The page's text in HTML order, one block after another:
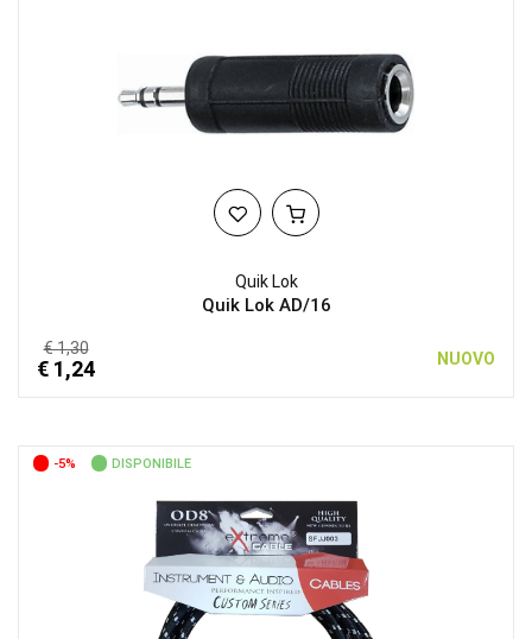
Quik Lok
Quik Lok AD/16
€ 1,30
€ 1,24 NUOVO
-5% DISPONIBILE